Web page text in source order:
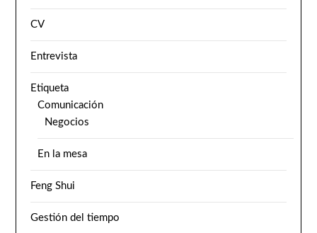
CV
Entrevista
Etiqueta
Comunicación
Negocios
En la mesa
Feng Shui
Gestión del tiempo